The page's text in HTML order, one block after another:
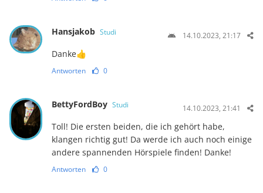
Hansjakob Studi 14.10.2023, 21:17
Danke👍
Antworten 0
BettyFordBoy Studi 14.10.2023, 21:41
Toll! Die ersten beiden, die ich gehört habe,
klangen richtig gut! Da werde ich auch noch einige
andere spannenden Hörspiele finden! Danke!
Antworten 0